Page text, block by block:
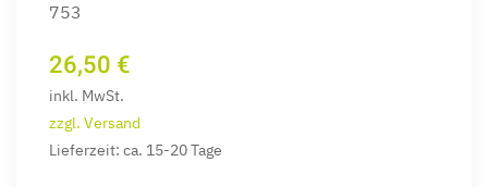
753
26,50 €
inkl. MwSt.
zzgl. Versand
Lieferzeit: ca. 15-20 Tage